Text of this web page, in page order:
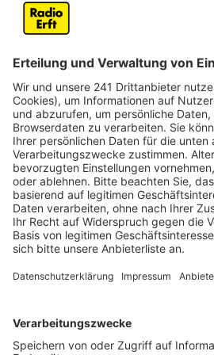
genommen.
Veröffentlicht:
Sie versorgt rund 100
Quartier. Die Energie für die
anderem aus dem benachbarten
Photovoltaik-Anlage im Quartier
Abwasser-Wärmerückgewinnung.
können die Bewohner dank
abends und bei Flaute nutzen.
Energiewende im Rhein-Erft-
Bürgermeister Sascha Solbach.
dass seine Stadt Vorreiter für die